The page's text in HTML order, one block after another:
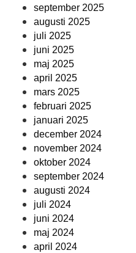
september 2025
augusti 2025
juli 2025
juni 2025
maj 2025
april 2025
mars 2025
februari 2025
januari 2025
december 2024
november 2024
oktober 2024
september 2024
augusti 2024
juli 2024
juni 2024
maj 2024
april 2024